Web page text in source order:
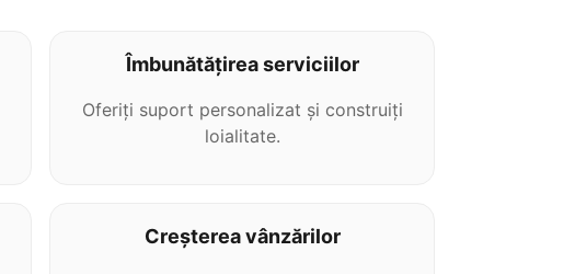
Îmbunătățirea serviciilor
Oferiți suport personalizat și construiți
loialitate.
Creșterea vânzărilor